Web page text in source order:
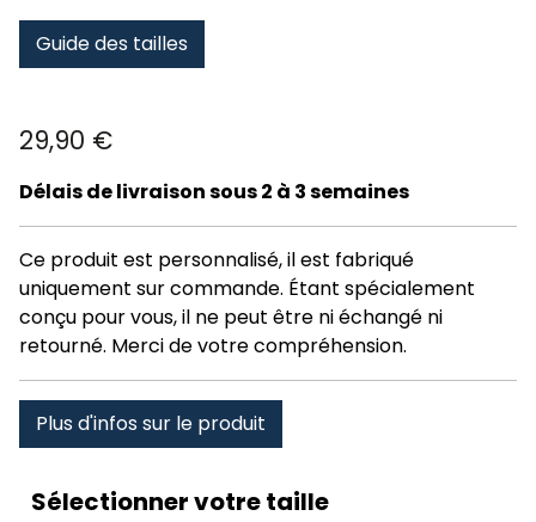
Guide des tailles
29,90 €
Délais de livraison sous 2 à 3 semaines
Ce produit est personnalisé, il est fabriqué
uniquement sur commande. Étant spécialement
conçu pour vous, il ne peut être ni échangé ni
retourné. Merci de votre compréhension.
Plus d'infos sur le produit